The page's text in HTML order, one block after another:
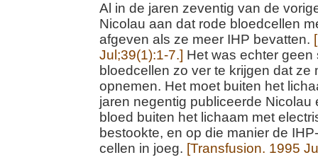
Al in de jaren zeventig van de
Nicolau aan dat rode bloedcellen
afgeven als ze meer IHP bevatten.
Jul;39(1):1-7.] Het was echter geen
bloedcellen zo ver te krijgen dat ze
opnemen. Het moet buiten het
jaren negentig publiceerde Nicolau
bloed buiten het lichaam met
bestookte, en op die manier de
cellen in joeg. [Transfusion. 1995